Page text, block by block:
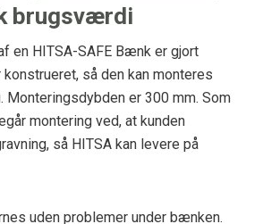
brugsværdi
en HITSA-SAFE Bænk er gjort
så den kan monteres
Monteringsdybden er 300 mm. Som
montering ved, at kunden
så HITSA kan levere på
uden problemer under bænken.